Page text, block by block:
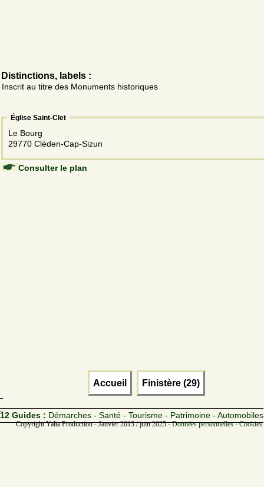
Distinctions, labels :
Inscrit au titre des Monuments historiques
Église Saint-Clet
Le Bourg
29770 Cléden-Cap-Sizun
Consulter le plan
Accueil Finistère (29)
12 Guides : Démarches - Santé - Tourisme - Patrimoine - Automobiles
Copyright Yalta Production - Janvier 2013 / juin 2025 -Données personnelles -